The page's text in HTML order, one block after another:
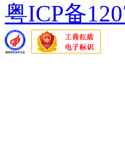
粤ICP备